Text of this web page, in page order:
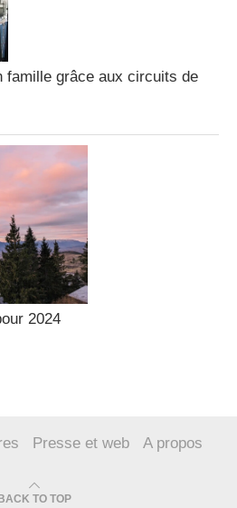
famille grâce aux circuits de
2024
Presse et web A propos
BACK TO TOP